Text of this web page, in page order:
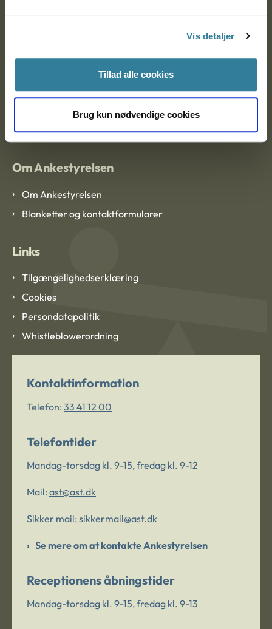
Vis detaljer
Tillad alle cookies
Brug kun nødvendige cookies
Ankestyrelsen København
CVR: 1007 4002
Om Ankestyrelsen
Om Ankestyrelsen
Blanketter og kontaktformularer
Links
Tilgængelighedserklæring
Cookies
Persondatapolitik
Whistleblowerordning
Kontaktinformation
Telefon: 33 41 12 00
Telefontider
Mandag-torsdag kl. 9-15, fredag kl. 9-12
Mail: ast@ast.dk
Sikker mail: sikkermail@ast.dk
Se mere om at kontakte Ankestyrelsen
Receptionens åbningstider
Mandag-torsdag kl. 9-15, fredag kl. 9-13